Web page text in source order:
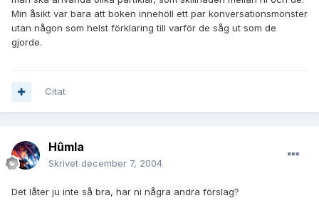
Min åsikt var bara att boken innehöll ett par konversationsmönster
utan någon som helst förklaring till varför de såg ut som de
gjorde.
Citat
Hûmla
Skrivet december 7, 2004
Det låter ju inte så bra, har ni några andra förslag?